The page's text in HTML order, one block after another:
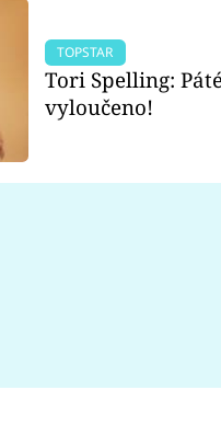
TOPSTAR
Tori Spelling:
vyloučeno!